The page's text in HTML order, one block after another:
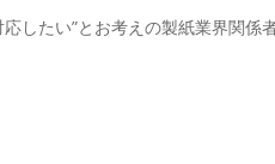
したい”とお考えの製紙業界関